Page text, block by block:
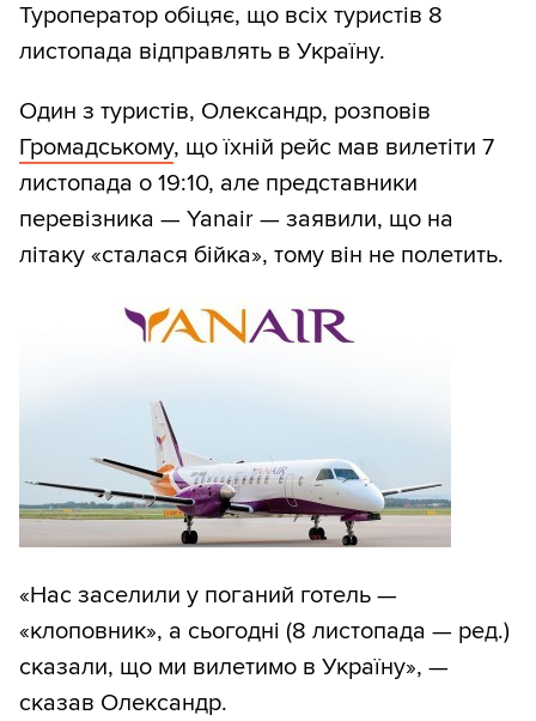
Туроператор обіцяє, що всіх туристів 8
листопада відправлять в Україну.
Один з туристів, Олександр, розповів
Громадському, що їхній рейс мав вилетіти 7
листопада о 19:10, але представники
перевізника — Yanair — заявили, що на
літаку «сталася бійка», тому він не полетить.
«Нас заселили у поганий готель —
«клоповник», а сьогодні (8 листопада — ред.)
сказали, що ми вилетимо в Україну», —
сказав Олександр.